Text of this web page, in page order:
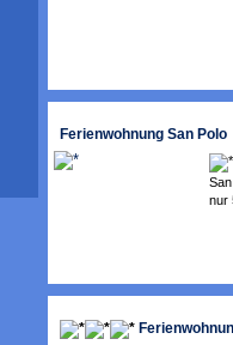
Ferienwohnung San Polo
nur